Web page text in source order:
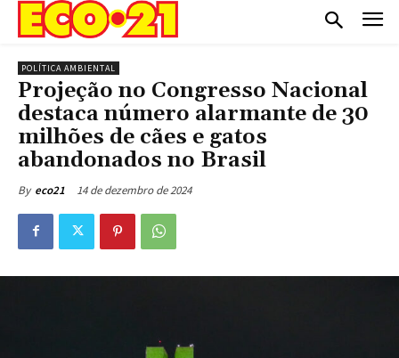
POLÍTICA AMBIENTAL
Projeção no Congresso Nacional
destaca número alarmante de 30
milhões de cães e gatos
abandonados no Brasil
By eco21 14 de dezembro de 2024